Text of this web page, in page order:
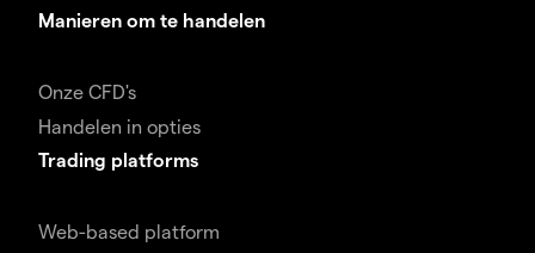
Manieren om te handelen
Onze CFD's
Handelen in opties
Trading platforms
Web-based platform